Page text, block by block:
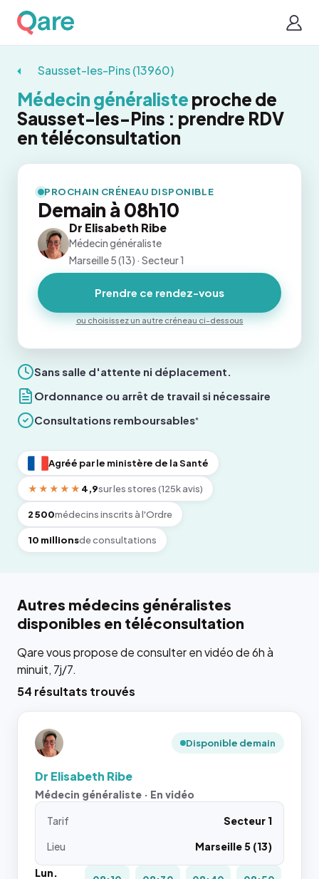
Sausset-les-Pins (13960)
Médecin généraliste proche de
Sausset-les-Pins : prendre RDV
en téléconsultation
Sans salle d'attente ni déplacement.
Ordonnance ou arrêt de travail si nécessaire
Consultations remboursables*
Agréé par le ministère de la Santé
★★★★★ 4,9sur les stores (125k avis)
2 500médecins inscrits à l'Ordre
10 millionsde consultations
PROCHAIN CRÉNEAU DISPONIBLE
Demain à 08h10
Dr Elisabeth Ribe
Médecin généraliste
Marseille 5 (13) · Secteur 1
Prendre ce rendez-vous
ou choisissez un autre créneau ci-dessous
Autres médecins généralistes
disponibles en téléconsultation
Qare vous propose de consulter en vidéo de 6h à
minuit, 7j/7.
54 résultats trouvés
Disponible demain
Dr Elisabeth Ribe
Médecin généraliste · En vidéo
Tarif
Secteur 1
Lieu
Marseille 5 (13)
Lun.